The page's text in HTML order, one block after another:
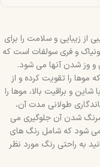
از زیبایی و سلامت را برای
و فری سولفات است که
و وز شدن آنها می‌ شود.
موها را تقویت کرده و از
و براقیت بالا، موها را
طولانی مدت آن،
شدن آن جلوگیری می‌
شود که شامل رنگ‌ های
به راحتی رنگ مورد نظر